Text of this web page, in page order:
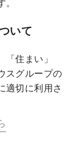
いて
住まい」
スグループの
適切に利用さ